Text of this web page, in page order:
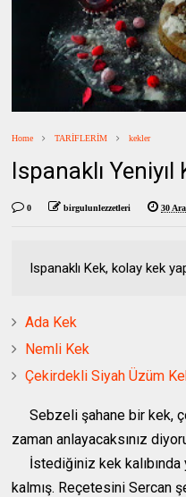
Home TARİFLERİM kekler
Ispanaklı Yeniyıl
0 birgulunlezzetleri 30
Ispanaklı Kek, kolay kek
Ada Kek
Nemli Kek
Çekirdekli Siyah Üzüm
Sebzeli şahane bir kek,
zaman anlayacaksınız
İstediğiniz kek kalıbında
kalmış. Reçetesini Sercan